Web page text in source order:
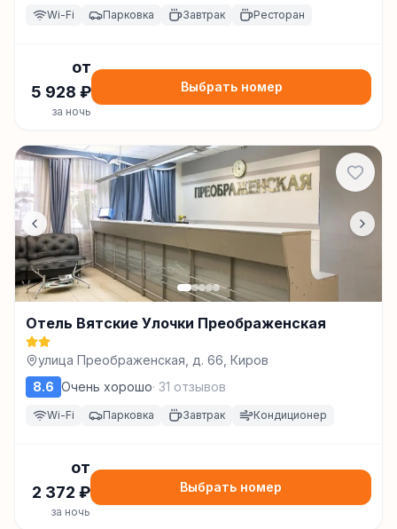
Wi-Fi Парковка Завтрак Ресторан
от
5 928 ₽
за ночь
Выбрать номер
Отель Вятские Улочки Преображенская
улица Преображенская, д. 66, Киров
8.6 Очень хорошо· 31 отзывов
Wi-Fi Парковка Завтрак Кондиционер
от
2 372 ₽
за ночь
Выбрать номер